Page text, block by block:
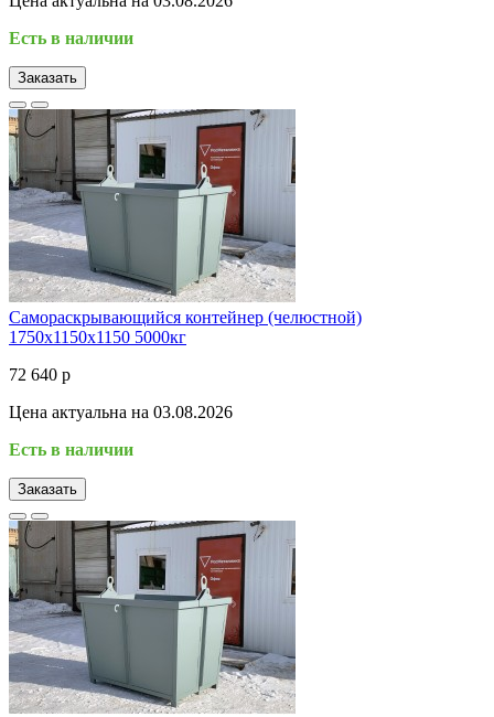
Есть в наличии
Заказать
Самораскрывающийся контейнер (челюстной)
1750х1150х1150 5000кг
72 640 р
Цена актуальна на 03.08.2026
Есть в наличии
Заказать